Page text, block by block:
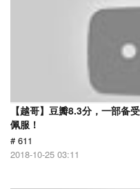
【越哥】豆瓣8.3分，一部备
佩服！
# 611
2018-10-25 03:11